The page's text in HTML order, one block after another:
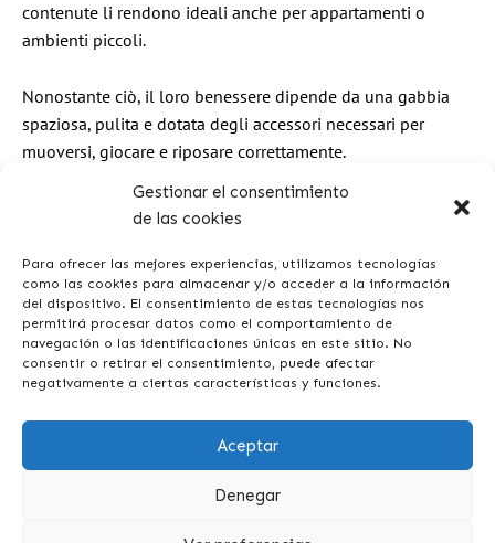
Gestionar el consentimiento
de las cookies
Para ofrecer las mejores experiencias, utilizamos tecnologías
como las cookies para almacenar y/o acceder a la información
del dispositivo. El consentimiento de estas tecnologías nos
permitirá procesar datos como el comportamiento de
navegación o las identificaciones únicas en este sitio. No
consentir o retirar el consentimiento, puede afectar
negativamente a ciertas características y funciones.
Aceptar
Denegar
contenute li rendono ideali anche per appartamenti o
ambienti piccoli.
Nonostante ciò, il loro benessere dipende da una gabbia
spaziosa, pulita e dotata degli accessori necessari per
muoversi, giocare e riposare correttamente.
Da Guaw vogliamo offrirti tutte le informazioni utili sui
cure
quotidiane per aiutarti a prenderti cura del tuo piccolo
compagno nel migliore dei modi.